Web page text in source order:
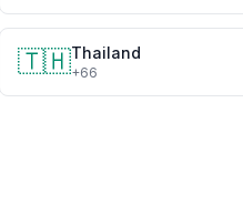
🇹🇭Thailand
+66